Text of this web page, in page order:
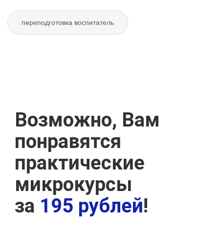
переподготовка воспитатель
Возможно, Вам
понравятся
практические
микрокурсы
за 195 рублей!